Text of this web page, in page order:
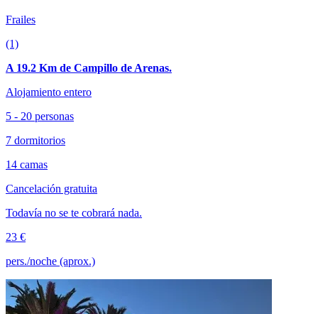
Frailes
(1)
A 19.2 Km de Campillo de Arenas.
Alojamiento entero
5 - 20 personas
7 dormitorios
14 camas
Cancelación gratuita
Todavía no se te cobrará nada.
23 €
pers./noche (aprox.)